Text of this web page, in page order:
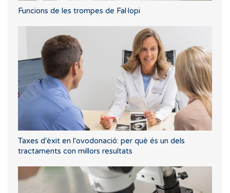
Funcions de les trompes de Fal·lopi
Taxes d'èxit en l'ovodonació: per què és un dels
tractaments con millors resultats